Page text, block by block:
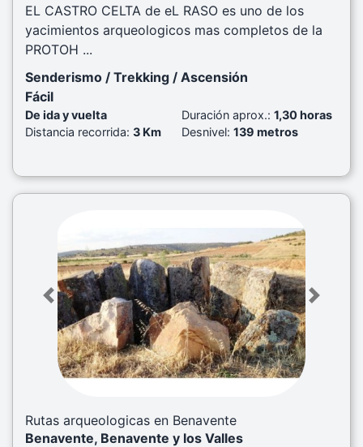
EL CASTRO CELTA de eL RASO es uno de los
yacimientos arqueologicos mas completos de la
PROTOH ...
Senderismo / Trekking / Ascensión
Fácil
De ida y vuelta Duración aprox.: 1,30 horas
Distancia recorrida: 3 Km Desnivel: 139 metros
Previous Next
Rutas arqueologicas en Benavente
Benavente, Benavente y los Valles